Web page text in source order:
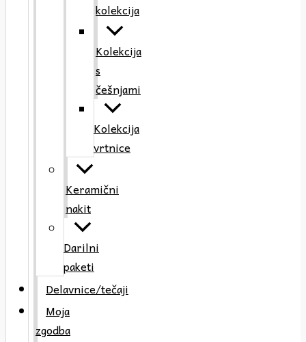
kolekcija
Kolekcija
s
češnjami
Kolekcija
vrtnice
Keramični
nakit
Darilni
paketi
Delavnice/tečaji
Moja
zgodba